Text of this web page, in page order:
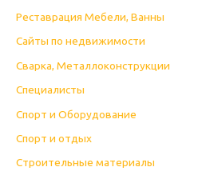
Реставрация Мебели, Ванны
Сайты по недвижимости
Сварка, Металлоконструкции
Специалисты
Спорт и Оборудование
Спорт и отдых
Строительные материалы